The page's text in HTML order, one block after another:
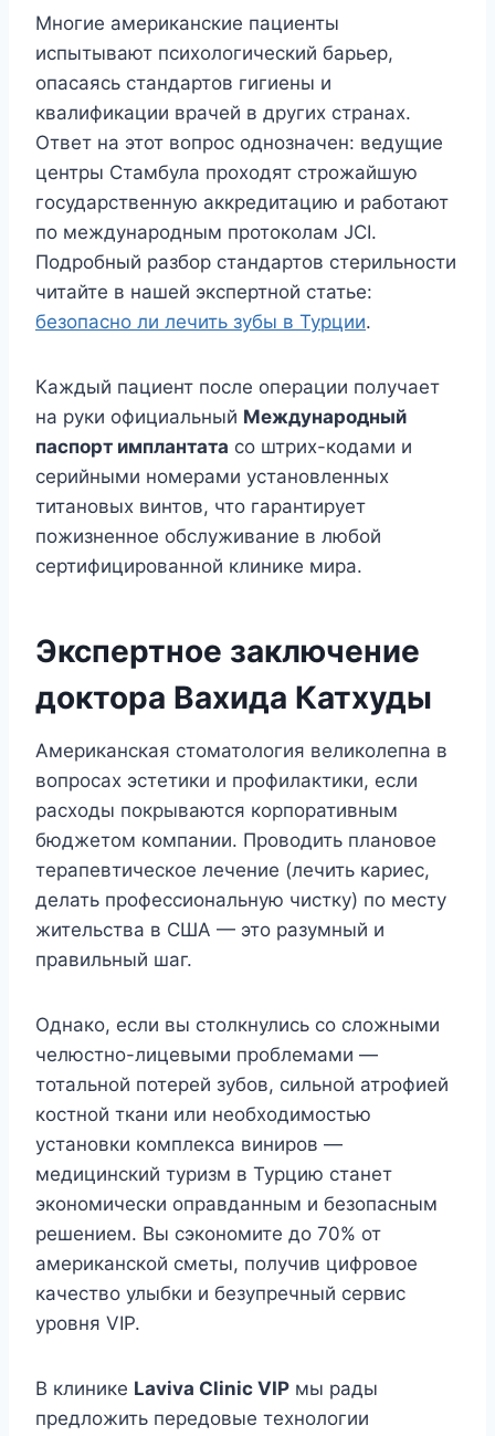
Многие американские пациенты
испытывают психологический барьер,
опасаясь стандартов гигиены и
квалификации врачей в других странах.
Ответ на этот вопрос однозначен: ведущие
центры Стамбула проходят строжайшую
государственную аккредитацию и работают
по международным протоколам JCI.
Подробный разбор стандартов стерильности
читайте в нашей экспертной статье:
безопасно ли лечить зубы в Турции.
Каждый пациент после операции получает
на руки официальный Международный
паспорт имплантата со штрих-кодами и
серийными номерами установленных
титановых винтов, что гарантирует
пожизненное обслуживание в любой
сертифицированной клинике мира.
Экспертное заключение
доктора Вахида Катхуды
Американская стоматология великолепна в
вопросах эстетики и профилактики, если
расходы покрываются корпоративным
бюджетом компании. Проводить плановое
терапевтическое лечение (лечить кариес,
делать профессиональную чистку) по месту
жительства в США — это разумный и
правильный шаг.
Однако, если вы столкнулись со сложными
челюстно-лицевыми проблемами —
тотальной потерей зубов, сильной атрофией
костной ткани или необходимостью
установки комплекса виниров —
медицинский туризм в Турцию станет
экономически оправданным и безопасным
решением. Вы сэкономите до 70% от
американской сметы, получив цифровое
качество улыбки и безупречный сервис
уровня VIP.
В клинике Laviva Clinic VIP мы рады
предложить передовые технологии